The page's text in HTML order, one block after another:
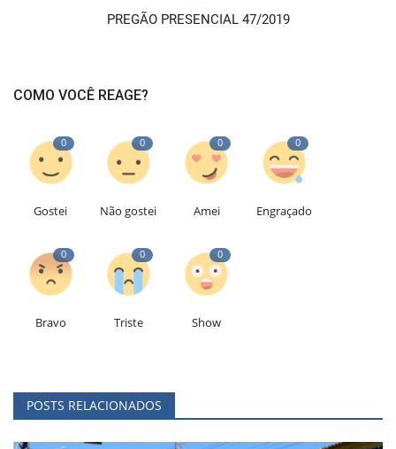
PREGÃO PRESENCIAL 47/2019
COMO VOCÊ REAGE?
0
Gostei
0
Não gostei
0
Amei
0
Engraçado
0
Bravo
0
Triste
0
Show
POSTS RELACIONADOS